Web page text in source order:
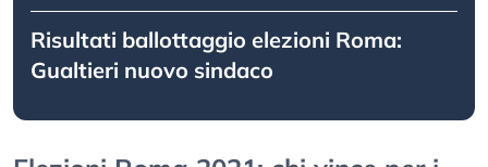
Risultati ballottaggio elezioni Roma:
Gualtieri nuovo sindaco